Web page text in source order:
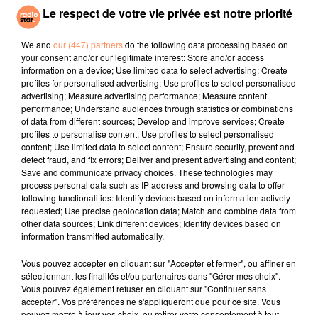
CHRISTOPHE MAÉ
La Lune
SHAKIRA, BURNA BOY
Dai Dai
THE WEEKND
Save Your Tears
l'horoscope
Bélier Taureau Gémeaux
Le respect de votre vie privée est notre priorité
We and our (447) partnersdo the following data processing based on
your consent and/or our legitimate interest: Store and/or access
information on a device; Use limited data to select advertising; Create
profiles for personalised advertising; Use profiles to select personalised
advertising; Measure advertising performance; Measure content
performance; Understand audiences through statistics or combinations
of data from different sources; Develop and improve services; Create
profiles to personalise content; Use profiles to select personalised
content; Use limited data to select content; Ensure security, prevent and
detect fraud, and fix errors; Deliver and present advertising and content;
Save and communicate privacy choices. These technologies may
process personal data such as IP address and browsing data to offer
following functionalities: Identify devices based on information actively
requested; Use precise geolocation data; Match and combine data from
other data sources; Link different devices; Identify devices based on
information transmitted automatically.
Vous pouvez accepter en cliquant sur "Accepter et fermer", ou affiner en
sélectionnant les finalités et/ou partenaires dans "Gérer mes choix".
Vous pouvez également refuser en cliquant sur "Continuer sans
accepter". Vos préférences ne s'appliqueront que pour ce site. Vous